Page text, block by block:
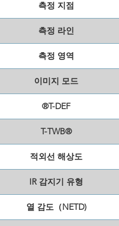
측정 지점
측정 라인
측정 영역
이미지 모드
®T-DEF
T-TWB®
적외선 해상도
IR 감지기 유형
열 감도（NETD)